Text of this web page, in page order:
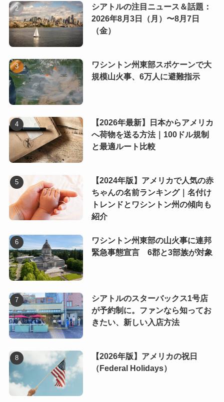
シアトルの注目ニュース＆話題：
2026年8月3日（月）〜8月7日
（金）
ワシントン州東部スポケーンで大
規模山火事、6万人に避難指示
【2026年最新】日本からアメリカ
へ荷物を送る方法｜100ドル規制
と最適ルート比較
【2024年版】アメリカで人気の赤
ちゃんの名前ランキング｜名付け
トレンドとワシントン州の傾向も
紹介
ワシントン州東部の山火事に連邦
緊急事態宣言 6郡と3部族が対象
シアトルのスターバックス1号店
が予約制に。ファンなら知ってお
きたい、新しい入店方法
【2026年版】アメリカの祝日
（Federal Holidays）